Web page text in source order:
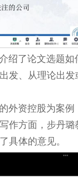
绍了论文选题
发、从理论出
外资控股为案
作方面，步丹
具体的意见。